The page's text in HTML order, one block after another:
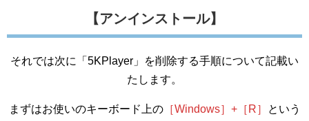
【アンインストール】
それでは次に「5KPlayer」を削除する手順について記載い
たします。
まずはお使いのキーボード上の［Windows］+［R］
という